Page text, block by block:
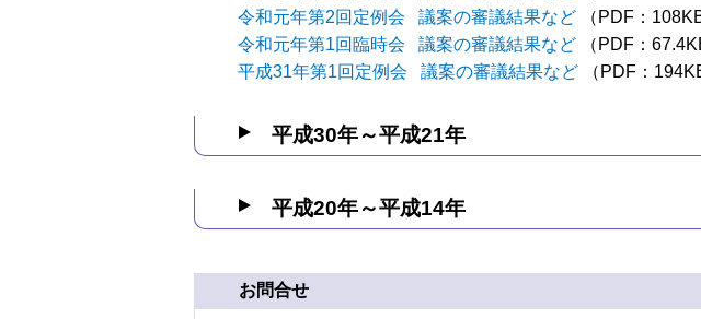
令和元年第2回定例会 議案の審議結果など
（PDF：
令和元年第1回臨時会 議案の審議結果など
（PDF：
平成31年第1回定例会 議案の審議結果など
（PDF：
平成30年～平成21年
平成20年～平成14年
お問合せ